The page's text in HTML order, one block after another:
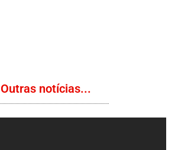
Outras notícias...